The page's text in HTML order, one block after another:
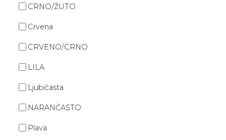
CRNO/ŽUTO
Crvena
CRVENO/CRNO
LILA
Ljubičasta
NARANČASTO
Plava